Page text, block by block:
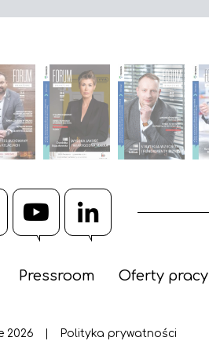
YouTube
LinkedIn
Pressroom Oferty pracy
2026 | Polityka prywatności